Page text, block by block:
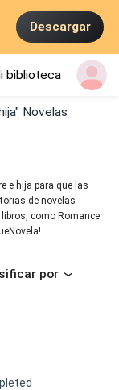
Descargar
biblioteca
Novelas
e hija para que las
de novelas
como Romance.
por